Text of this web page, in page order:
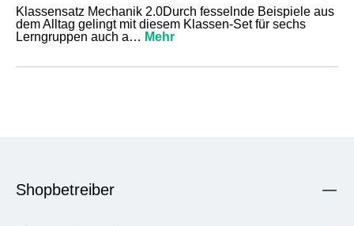
Klassensatz Mechanik 2.0Durch fesselnde Beispiele aus
dem Alltag gelingt mit diesem Klassen-Set für sechs
Lerngruppen auch a… Mehr
Shopbetreiber